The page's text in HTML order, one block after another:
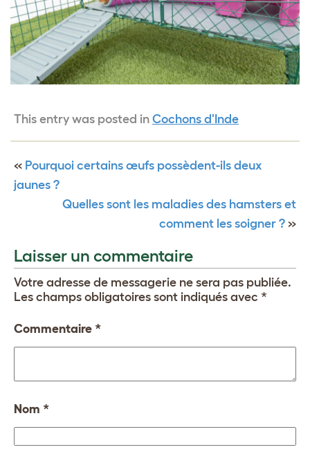
This entry was posted in Cochons d'Inde
« Pourquoi certains œufs possèdent-ils deux
jaunes ?
Quelles sont les maladies des hamsters et
comment les soigner ? »
Laisser un commentaire
Votre adresse de messagerie ne sera pas publiée.
Les champs obligatoires sont indiqués avec *
Commentaire *
Nom *